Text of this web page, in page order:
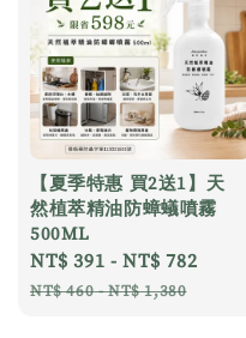
【夏季特惠 買2送1】天
然植萃精油防蟑蟻噴霧
500ML
Sale
price
NT$ 391 -NT$ 782
NT$ 460-NT$ 1,380